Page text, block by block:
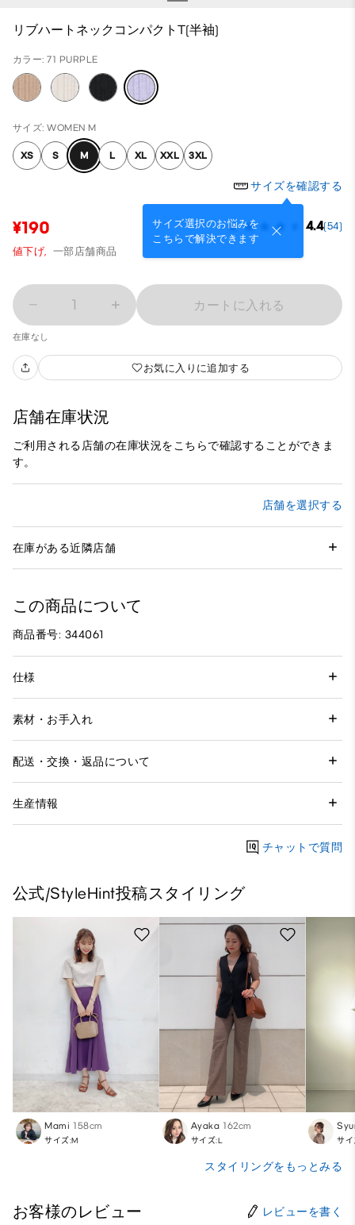
リブハートネックコンパクトT(半袖)
カラー: 71 PURPLE
サイズ: WOMEN M
XS S M L XL XXL 3XL
サイズを確認する
サイズ選択のお悩みを
こちらで解決できます
¥190 4.4(54)
値下げ, 一部店舗商品
1 カートに入れる
在庫なし
お気に入りに追加する
店舗在庫状況
ご利用される店舗の在庫状況をこちらで確認することができま
す。
店舗を選択する
在庫がある近隣店舗
この商品について
商品番号: 344061
仕様
素材・お手入れ
配送・交換・返品について
生産情報
チャットで質問
公式/StyleHint投稿スタイリング
Mami 158cm
サイズ:M
Ayaka 162cm
サイズ:L サイ
スタイリングをもっとみる
お客様のレビュー レビューを書く